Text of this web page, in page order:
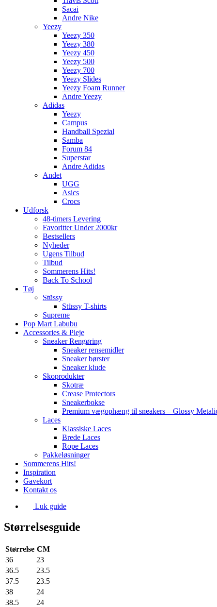
Sacai
Andre Nike
Yeezy
Yeezy 350
Yeezy 380
Yeezy 450
Yeezy 500
Yeezy 700
Yeezy Slides
Yeezy Foam Runner
Andre Yeezy
Adidas
Yeezy
Campus
Handball Spezial
Samba
Forum 84
Superstar
Andre Adidas
Andet
UGG
Asics
Crocs
Udforsk
48-timers Levering
Favoritter Under 2000kr
Bestsellers
Nyheder
Ugens Tilbud
Tilbud
Sommerens Hits!
Back To School
Tøj
Stüssy
Stüssy T-shirts
Supreme
Pop Mart Labubu
Accessories & Pleje
Sneaker Rengøring
Sneaker rensemidler
Sneaker børster
Sneaker klude
Skoprodukter
Skotræ
Crease Protectors
Sneakerbokse
Premium vægophæng til sneakers – Glossy
Laces
Klassiske Laces
Brede Laces
Rope Laces
Pakkeløsninger
Sommerens Hits!
Inspiration
Gavekort
Kontakt os
Luk guide
Størrelsesguide
Størrelse CM
36
23
36.5
23.5
37.5
23.5
38
24
38.5
24